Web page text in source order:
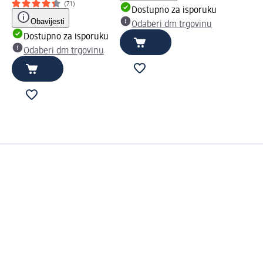
(71)
Obavijesti
Dostupno za isporuku
Odaberi dm trgovinu
Dostupno za isporuku
Odaberi dm trgovinu